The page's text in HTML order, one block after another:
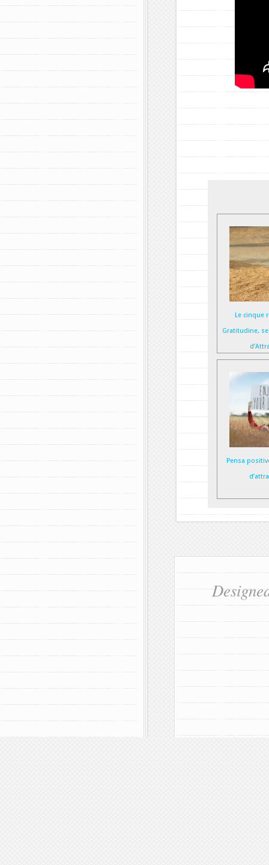
Le cinque
Gratitudine,
Pensa